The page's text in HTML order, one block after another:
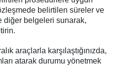
belirtilen süreler ve
diğer belgeleri sunarak,
araçlarla karşılaştığınızda,
atarak durumu yönetmek